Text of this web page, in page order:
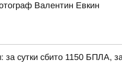
Валентин Евкин
сутки сбито 1150 БПЛА,